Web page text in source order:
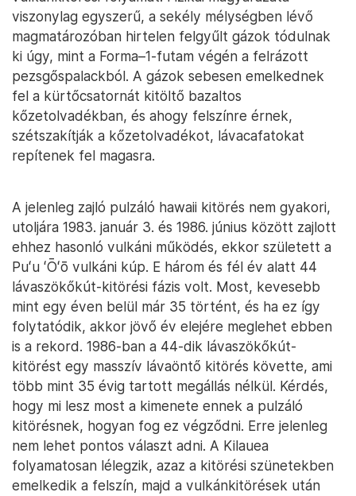
viszonylag egyszerű, a sekély mélységben lévő
magmatározóban hirtelen felgyűlt gázok tódulnak
ki úgy, mint a Forma–1-futam végén a felrázott
pezsgőspalackból. A gázok sebesen emelkednek
fel a kürtőcsatornát kitöltő bazaltos
kőzetolvadékban, és ahogy felszínre érnek,
szétszakítják a kőzetolvadékot, lávacafatokat
repítenek fel magasra.
A jelenleg zajló pulzáló hawaii kitörés nem gyakori,
utoljára 1983. január 3. és 1986. június között zajlott
ehhez hasonló vulkáni működés, ekkor született a
Puʻu ʻŌʻō vulkáni kúp. E három és fél év alatt 44
lávaszökőkút-kitörési fázis volt. Most, kevesebb
mint egy éven belül már 35 történt, és ha ez így
folytatódik, akkor jövő év elejére meglehet ebben
is a rekord. 1986-ban a 44-dik lávaszökőkút-
kitörést egy masszív lávaöntő kitörés követte, ami
több mint 35 évig tartott megállás nélkül. Kérdés,
hogy mi lesz most a kimenete ennek a pulzáló
kitörésnek, hogyan fog ez végződni. Erre jelenleg
nem lehet pontos választ adni. A Kilauea
folyamatosan lélegzik, azaz a kitörési szünetekben
emelkedik a felszín, majd a vulkánkitörések után